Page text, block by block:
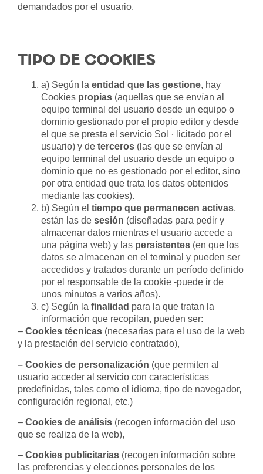
demandados por el usuario.
TIPO DE COOKIES
a) Según la entidad que las gestione, hay
Cookies propias (aquellas que se envían al
equipo terminal del usuario desde un equipo o
dominio gestionado por el propio editor y desde
el que se presta el servicio Sol · licitado por el
usuario) y de terceros (las que se envían al
equipo terminal del usuario desde un equipo o
dominio que no es gestionado por el editor, sino
por otra entidad que trata los datos obtenidos
mediante las cookies).
b) Según el tiempo que permanecen activas,
están las de sesión (diseñadas para pedir y
almacenar datos mientras el usuario accede a
una página web) y las persistentes (en que los
datos se almacenan en el terminal y pueden ser
accedidos y tratados durante un período definido
por el responsable de la cookie -puede ir de
unos minutos a varios años).
c) Según la finalidad para la que tratan la
información que recopilan, pueden ser:
– Cookies técnicas (necesarias para el uso de la web
y la prestación del servicio contratado),
– Cookies de personalización (que permiten al
usuario acceder al servicio con características
predefinidas, tales como el idioma, tipo de navegador,
configuración regional, etc.)
– Cookies de análisis (recogen información del uso
que se realiza de la web),
– Cookies publicitarias (recogen información sobre
las preferencias y elecciones personales de los